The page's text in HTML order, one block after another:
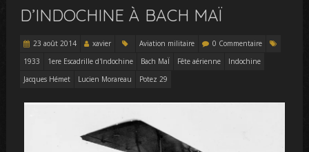
D’INDOCHINE À BACH MAÏ
23 août 2014 xavier Aviation militaire
0 Commentaire
1933
1ere Escadrille d'Indochine Bach MaÏ Fête aérienne
Indochine
Jacques Hémet
Lucien Morareau Potez 29